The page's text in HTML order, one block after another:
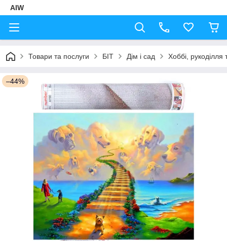
AIW
Товари та послуги БІТ Дім і сад Хоббі, рукоділля
–44%